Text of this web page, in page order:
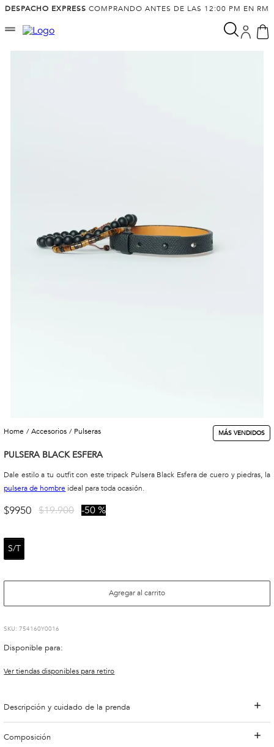
DESPACHO EXPRESS COMPRANDO ANTES DE LAS 12:00 PM EN RM
accesorios pulseras MÁS VENDIDOS
PULSERA BLACK ESFERA
Dale estilo a tu outfit con este tripack Pulsera Black Esfera de cuero y piedras, la
pulsera de hombre ideal para toda ocasión.
$9950 $19.900 50 %
S/T
Agregar al carrito
:754160Y0016
Disponible para:
Ver tiendas disponibles para retiro
Descripción y cuidado de la prenda
Composición